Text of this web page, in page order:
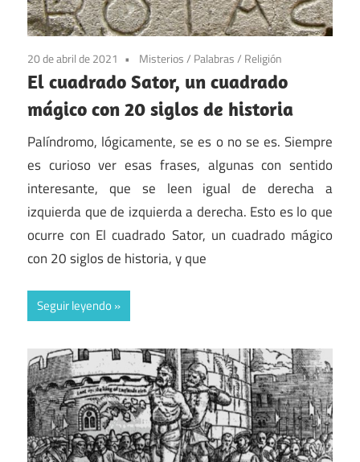
20 de abril de 2021 Misterios/ Palabras/ Religión
El cuadrado Sator, un cuadrado
mágico con 20 siglos de historia
Palíndromo, lógicamente, se es o no se es. Siempre
es curioso ver esas frases, algunas con sentido
interesante, que se leen igual de derecha a
izquierda que de izquierda a derecha. Esto es lo que
ocurre con El cuadrado Sator, un cuadrado mágico
con 20 siglos de historia, y que
Seguir leyendo